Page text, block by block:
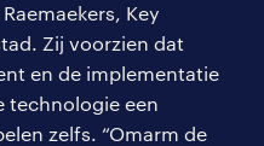
Key
Zij voorzien dat
en de implementatie
technologie een
zelfs. “Omarm de